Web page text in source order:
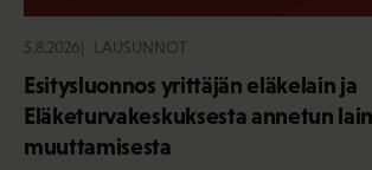
5.8.2026 LAUSUNNOT
Esitysluonnos yrittäjän eläkelain ja
Eläketurvakeskuksesta annetun
muuttamisesta